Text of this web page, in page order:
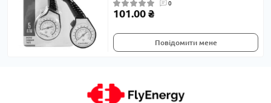
0
101.00 ₴
Повідомити мене